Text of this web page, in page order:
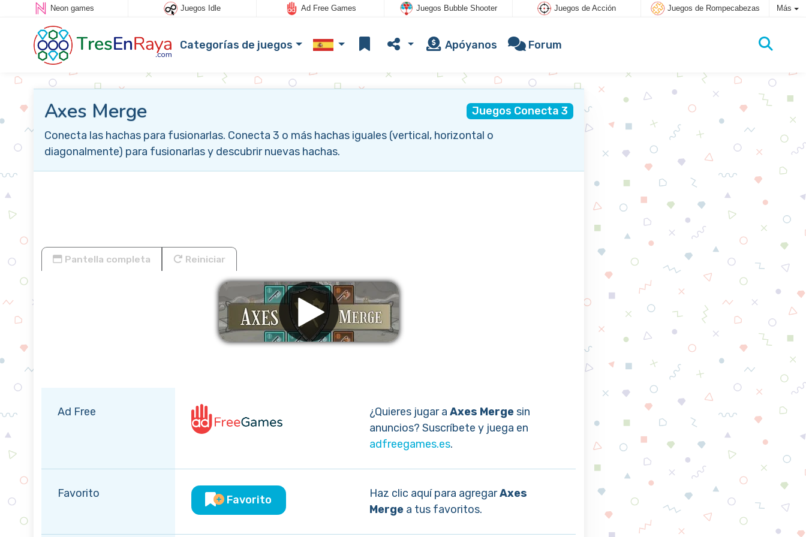
Neon games Juegos Idle Ad Free Games Juegos Bubble Shooter Juegos de Acción Juegos de Rompecabezas Más
Categorías de juegos Apóyanos Forum
Juegos Conecta 3
Axes Merge
Conecta las hachas para fusionarlas. Conecta 3 o más hachas iguales (vertical, horizontal o
diagonalmente) para fusionarlas y descubrir nuevas hachas.
Pantella completa Reiniciar
Ad Free ¿Quieres jugar a Axes Mergesin
anuncios? Suscríbete y juega en
adfreegames.es.
Favorito
Favorito
Haz clic aquí para agregarAxes
Mergea tus favoritos.